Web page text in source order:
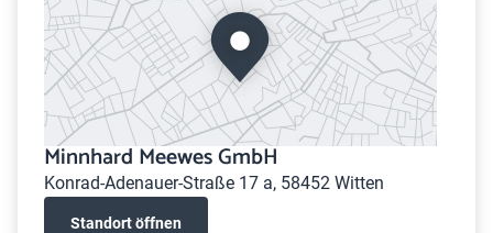
Minnhard Meewes GmbH
Konrad-Adenauer-Straße 17 a, 58452 Witten
Standort öffnen